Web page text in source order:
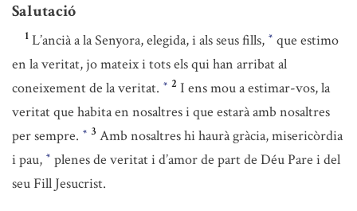
Salutació
1 L’ancià a la Senyora, elegida, i als seus fills, * que estimo
en la veritat, jo mateix i tots els qui han arribat al
coneixement de la veritat. * 2 I ens mou a estimar-vos, la
veritat que habita en nosaltres i que estarà amb nosaltres
per sempre. * 3 Amb nosaltres hi haurà gràcia, misericòrdia
i pau, * plenes de veritat i d’amor de part de Déu Pare i del
seu Fill Jesucrist.